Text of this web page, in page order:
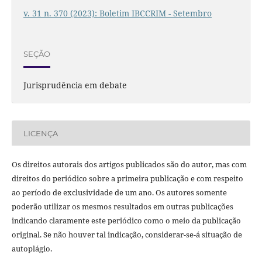
v. 31 n. 370 (2023): Boletim IBCCRIM - Setembro
SEÇÃO
Jurisprudência em debate
LICENÇA
Os direitos autorais dos artigos publicados são do autor, mas com
direitos do periódico sobre a primeira publicação e com respeito
ao período de exclusividade de um ano. Os autores somente
poderão utilizar os mesmos resultados em outras publicações
indicando claramente este periódico como o meio da publicação
original. Se não houver tal indicação, considerar-se-á situação de
autoplágio.